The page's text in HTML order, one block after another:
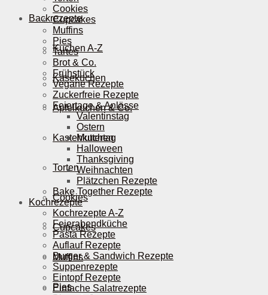
Backrezepte
Kuchen A-Z
Käsekuchen
Apfelkuchen & Co.
Kastenkuchen
Torten
Cookies
Cupcakes
Muffins
Pies
Cookies
Cupcakes
Muffins
Pies
Tartes
Brot & Co.
Frühstück
Vegane Rezepte
Zuckerfreie Rezepte
Feiertage & Anlässe
Valentinstag
Ostern
Muttertag
Halloween
Thanksgiving
Weihnachten
Plätzchen Rezepte
Bake Together Rezepte
Kochrezepte
Kochrezepte A-Z
Feierabendküche
Pasta Rezepte
Auflauf Rezepte
Burger & Sandwich Rezepte
Suppenrezepte
Eintopf Rezepte
Einfache Salatrezepte